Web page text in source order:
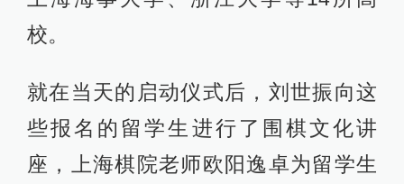
校。
就在当天的启动仪式后，刘世振向这
些报名的留学生进行了围棋文化讲
座，上海棋院老师欧阳逸卓为留学生